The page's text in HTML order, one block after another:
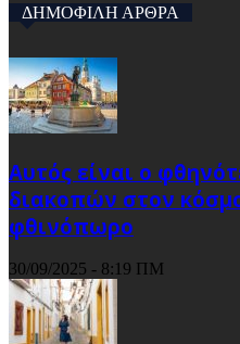
ΔΗΜΟΦΙΛΗ ΑΡΘΡΑ
Αυτός είναι ο
διακοπών στον
φθινόπωρο
30/09/2025 - 8:19 ΠΜ